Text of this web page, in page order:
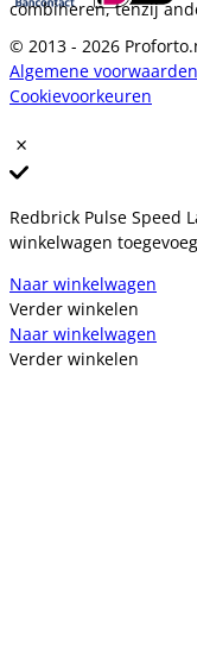
combineren, tenzij
© 2013 - 2026
Algemene voorwaarden
Cookievoorkeuren
Redbrick Pulse Speed
winkelwagen
Naar winkelwagen
Verder winkelen
Naar winkelwagen
Verder winkelen